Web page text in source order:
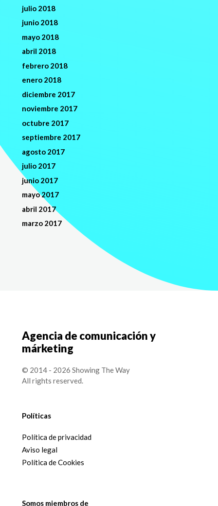
julio 2018
junio 2018
mayo 2018
abril 2018
febrero 2018
enero 2018
diciembre 2017
noviembre 2017
octubre 2017
septiembre 2017
agosto 2017
julio 2017
junio 2017
mayo 2017
abril 2017
marzo 2017
Agencia de comunicación y
márketing
© 2014 - 2026 Showing The Way
All rights reserved.
Políticas
Política de privacidad
Aviso legal
Política de Cookies
Somos miembros de